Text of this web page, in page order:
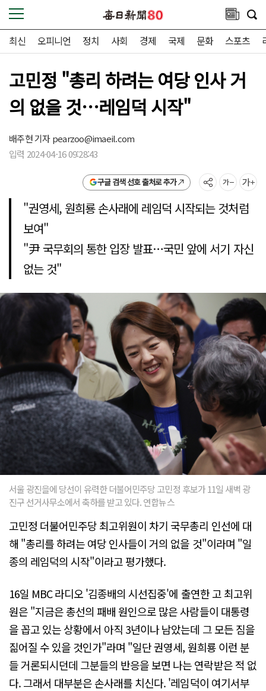
최신 오피니언 정치 사회 경제 국제 문화 스포츠
고민정 "총리 하려는 여당 인사 거
의 없을 것…레임덕 시작"
배주현 기자pearzoo@imaeil.com
입력 2024-04-16 09:28:43
구글 검색 선호 출처로 추가
"권영세, 원희룡 손사래에 레임덕 시작되는 것처럼
보여"
"尹 국무회의 통한 입장 발표…국민 앞에 서기 자신
없는 것"
서울 광진을에 당선이 유력한 더불어민주당 고민정 후보가 11일 새벽 광
진구 선거사무소에서 축하를 받고 있다. 연합뉴스
고민정 더불어민주당 최고위원이 차기 국무총리 인선에 대
해 "총리를 하려는 여당 인사들이 거의 없을 것"이라며 "일
종의 레임덕의 시작"이라고 평가했다.
16일 MBC 라디오 '김종배의 시선집중'에 출연한 고 최고위
원은 "지금은 총선의 패배 원인으로 많은 사람들이 대통령
을 꼽고 있는 상황에서 아직 3년이나 남았는데 그 모든 짐을
짊어질 수 있을 것인가"라며 "일단 권영세, 원희룡 이런 분
들 거론되시던데 그분들의 반응을 보면 나는 연락받은 적 없
다. 그래서 대부분은 손사래를 치신다. '레임덕이 여기서부